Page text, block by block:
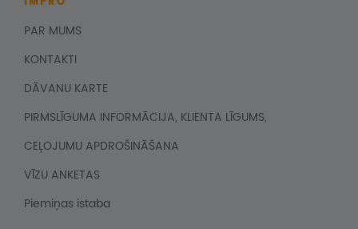
PAR MUMS
KONTAKTI
DĀVANU KARTE
PIRMSLĪGUMA INFORMĀCIJA, KLIENTA LĪGUMS,
CEĻOJUMU APDROŠINĀŠANA
VĪZU ANKETAS
Piemiņas istaba